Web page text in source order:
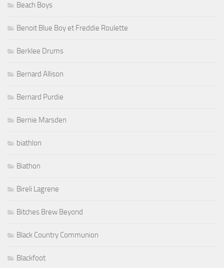
Beach Boys
Benoit Blue Boy et Freddie Roulette
Berklee Drums
Bernard Allison
Bernard Purdie
Bernie Marsden
biathlon
Biathon
Bireli Lagrene
Bitches Brew Beyond
Black Country Communion
Blackfoot